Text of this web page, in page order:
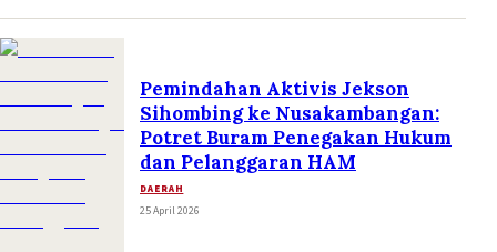
Pemindahan Aktivis Jekson
Sihombing ke Nusakambangan:
Potret Buram Penegakan Hukum
dan Pelanggaran HAM
DAERAH
25 April 2026